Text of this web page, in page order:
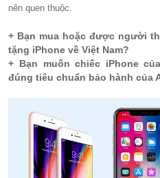
nên quen thuộc.
+ Bạn mua hoặc được người
tặng iPhone về Việt Nam?
+ Bạn muốn chiếc iPhone
đúng tiêu chuẩn bảo hành của